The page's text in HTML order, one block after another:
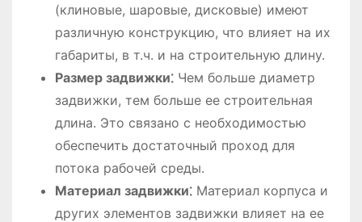
(клиновые, шаровые, дисковые) имеют
различную конструкцию, что влияет на их
габариты, в т.ч. и на строительную длину.
Размер задвижки⁚Чем больше диаметр
задвижки, тем больше ее строительная
длина. Это связано с необходимостью
обеспечить достаточный проход для
потока рабочей среды.
Материал задвижки⁚Материал корпуса и
других элементов задвижки влияет на ее